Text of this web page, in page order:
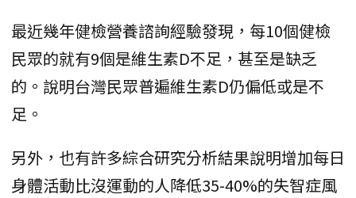
最近幾年健檢營養諮詢經驗發現，每10個健檢
民眾的就有9個是維生素D不足，甚至是缺乏
的。說明台灣民眾普遍維生素D仍偏低或是不
足。
另外，也有許多綜合研究分析結果說明增加每日
身體活動比沒運動的人降低35-40%的失智症風